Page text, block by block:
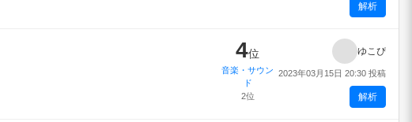
解析
4位
音楽・サウン
ド
2位
ゆこぴ
2023年03月15日 20:30 投稿
解析